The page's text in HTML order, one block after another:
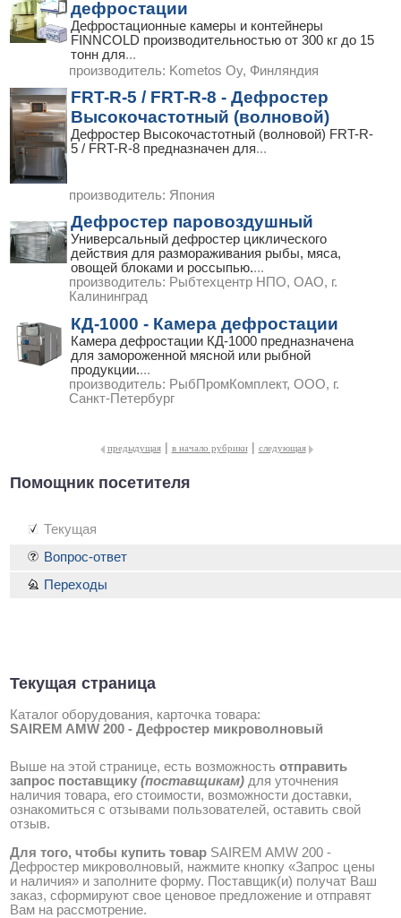
дефростации
Дефростационные камеры и контейнеры
FINNCOLD производительностью от 300 кг до 15
тонн для...
производитель: Kometos Oy, Финляндия
FRT-R-5 / FRT-R-8 - Дефростер
Высокочастотный (волновой)
Дефростер Высокочастотный (волновой) FRT-R-
5 / FRT-R-8 предназначен для...
производитель: Япония
Дефростер паровоздушный
Универсальный дефростер циклического
действия для размораживания рыбы, мяса,
овощей блоками и россыпью....
производитель: Рыбтехцентр НПО, ОАО, г.
Калининград
КД-1000 - Камера дефростации
Камера дефростации КД-1000 предназначена
для замороженной мясной или рыбной
продукции....
производитель: РыбПромКомплект, ООО, г.
Санкт-Петербург
предыдущая | в начало рубрики | следующая
Помощник посетителя
Текущая
Текущая страница
Каталог оборудования, карточка товара:
SAIREM AMW 200 - Дефростер микроволновый
Выше на этой странице, есть возможность отправить
запрос поставщику (поставщикам) для уточнения
наличия товара, его стоимости, возможности доставки,
ознакомиться с отзывами пользователей, оставить свой
отзыв.
Для того, чтобы купить товар SAIREM AMW 200 -
Дефростер микроволновый, нажмите кнопку «Запрос цены
и наличия» и заполните форму. Поставщик(и) получат Ваш
заказ, сформируют свое ценовое предложение и отправят
Вам на рассмотрение.
Вопрос-ответ
Переходы